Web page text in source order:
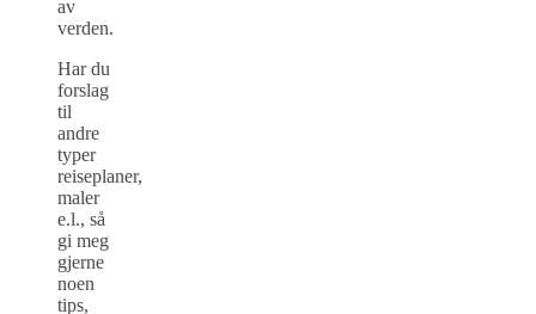
av
verden.
Har du
forslag
til
andre
typer
reiseplaner,
maler
e.l., så
gi meg
gjerne
noen
tips,